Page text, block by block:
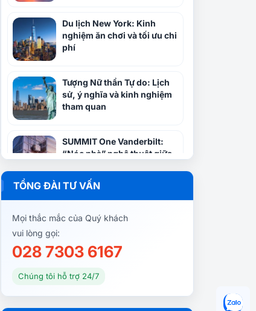
Du lịch New York: Kinh
nghiệm ăn chơi và tối ưu chi
phí
Tượng Nữ thần Tự do: Lịch
sử, ý nghĩa và kinh nghiệm
tham quan
SUMMIT One Vanderbilt:
“Nóc nhà” nghệ thuật giữa
Bước chân trên Freedom
Trail: Lịch sử vĩ đại nước Mỹ
Viện bảo tàng Mỹ thuật
Metropolitan: Kinh nghiệm
tham quan từ A-Z
TỔNG ĐÀI TƯ VẤN
Mọi thắc mắc của Quý khách
vui lòng gọi:
028 7303 6167
Chúng tôi hỗ trợ 24/7